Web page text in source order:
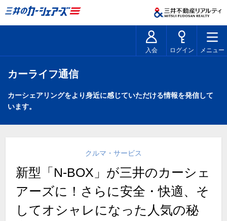
入会 ログイン メニュー
カーライフ通信
カーシェアリングをより身近に感じていただける情報を発信して
います。
クルマ・サービス
新型「N-BOX」が三井のカーシェ
アーズに！さらに安全・快適、そ
してオシャレになった人気の秘